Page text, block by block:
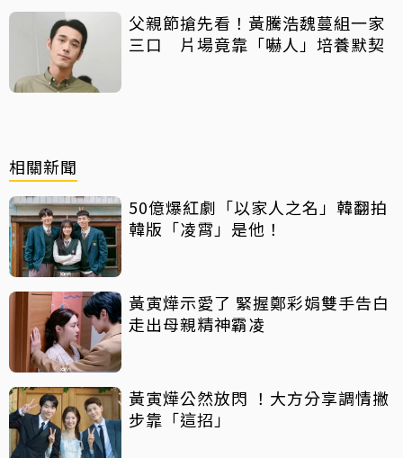
父親節搶先看！黃騰浩魏蔓組一家
三口 片場竟靠「嚇人」培養默契
相關新聞
50億爆紅劇「以家人之名」韓翻拍
韓版「凌霄」是他！
黃寅燁示愛了 緊握鄭彩娟雙手告白
走出母親精神霸凌
黃寅燁公然放閃 ！大方分享調情撇
步靠「這招」